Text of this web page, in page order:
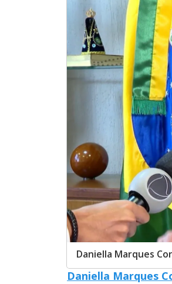
Daniella Marques
Daniella Marques